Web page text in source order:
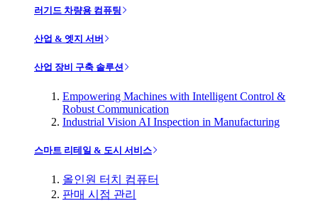
러기드 차량용 컴퓨팅
산업 & 엣지 서버
산업 장비 구축 솔루션
Empowering Machines with Intelligent Control &
Robust Communication
Industrial Vision AI Inspection in Manufacturing
스마트 리테일 & 도시 서비스
올인원 터치 컴퓨터
판매 시점 관리